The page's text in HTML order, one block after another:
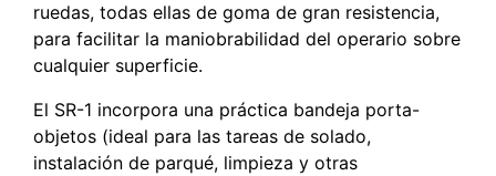
ruedas, todas ellas de goma de gran resistencia,
para facilitar la maniobrabilidad del operario sobre
cualquier superficie.
El SR-1 incorpora una práctica bandeja porta-
objetos (ideal para las tareas de solado,
instalación de parqué, limpieza y otras